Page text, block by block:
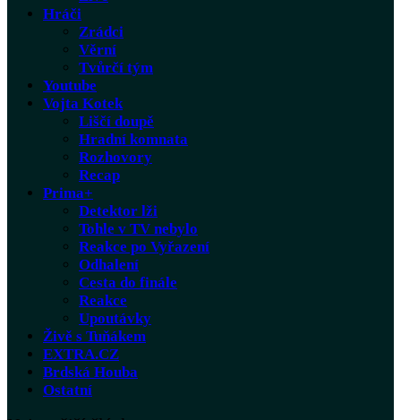
Hráči
Zrádci
Věrní
Tvůrčí tým
Youtube
Vojta Kotek
Liščí doupě
Hradní komnata
Rozhovory
Recap
Prima+
Detektor lži
Tohle v TV nebylo
Reakce po Vyřazení
Odhalení
Cesta do finále
Reakce
Upoutávky
Živě s Tuňákem
EXTRA.CZ
Brdská Houba
Ostatní